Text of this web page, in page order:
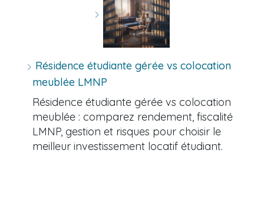
Résidence étudiante gérée vs colocation
meublée LMNP
Résidence étudiante gérée vs colocation
meublée : comparez rendement, fiscalité
LMNP, gestion et risques pour choisir le
meilleur investissement locatif étudiant.